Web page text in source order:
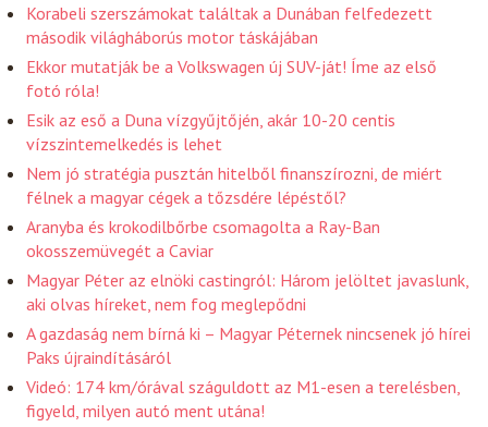
Korabeli szerszámokat találtak a Dunában felfedezett
második világháborús motor táskájában
Ekkor mutatják be a Volkswagen új SUV-ját! Íme az első
fotó róla!
Esik az eső a Duna vízgyűjtőjén, akár 10-20 centis
vízszintemelkedés is lehet
Nem jó stratégia pusztán hitelből finanszírozni, de miért
félnek a magyar cégek a tőzsdére lépéstől?
Aranyba és krokodilbőrbe csomagolta a Ray-Ban
okosszemüvegét a Caviar
Magyar Péter az elnöki castingról: Három jelöltet javaslunk,
aki olvas híreket, nem fog meglepődni
A gazdaság nem bírná ki – Magyar Péternek nincsenek jó hírei
Paks újraindításáról
Videó: 174 km/órával száguldott az M1-esen a terelésben,
figyeld, milyen autó ment utána!